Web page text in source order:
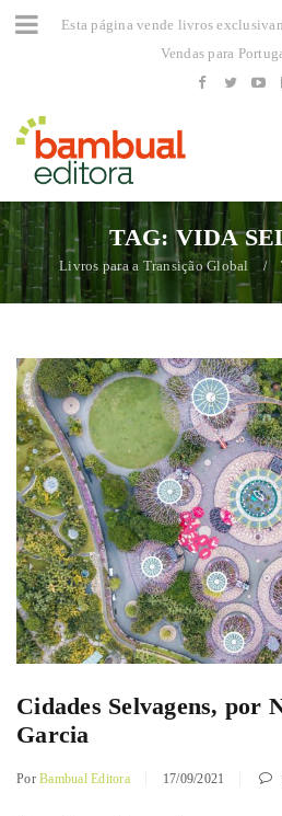
Esta página vende livros
Vendas para
TAG: VIDA
Livros para a Transição Global /
Cidades Selvagens, por
Garcia
Por Bambual Editora 17/09/2021